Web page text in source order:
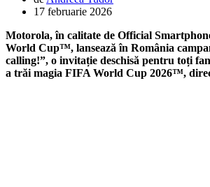
17 februarie 2026
Motorola, în calitate de Official
World Cup™, lansează în România
calling!”, o invitație deschisă pentru toți
a trăi magia FIFA World Cup 2026™,